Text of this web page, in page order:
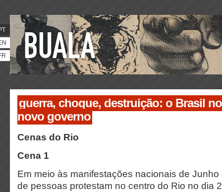
guerra, choque, destruição: o Brasil
novo governo
Cenas do Rio
Cena 1
Em meio às manifestações nacionais de
de pessoas protestam no centro do Rio no dia